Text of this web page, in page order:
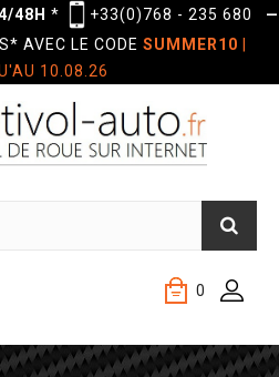
48H * +33(0)768 - 235 680
—
AVEC LE CODE SUMMER10
10.08.26
0